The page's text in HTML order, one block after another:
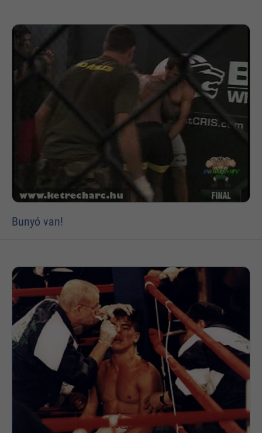
Bunyó van!